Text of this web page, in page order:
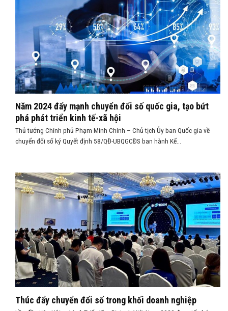
Năm 2024 đẩy mạnh chuyển đổi số quốc gia, tạo bứt
phá phát triển kinh tế-xã hội
Thủ tướng Chính phủ Phạm Minh Chính – Chủ tịch Ủy ban Quốc gia về
chuyển đổi số ký Quyết định 58/QĐ-UBQGCĐS ban hành Kế...
Thúc đẩy chuyển đổi số trong khối doanh nghiệp